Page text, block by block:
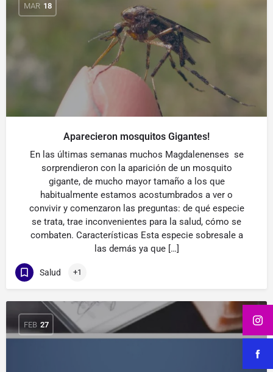
MAR 18
Aparecieron mosquitos Gigantes!
En las últimas semanas muchos Magdalenenses se
sorprendieron con la aparición de un mosquito
gigante, de mucho mayor tamaño a los que
habitualmente estamos acostumbrados a ver o
convivir y comenzaron las preguntas: de qué especie
se trata, trae inconvenientes para la salud, cómo se
combaten. Características Esta especie sobresale a
las demás ya que […]
Salud +1
FEB 27